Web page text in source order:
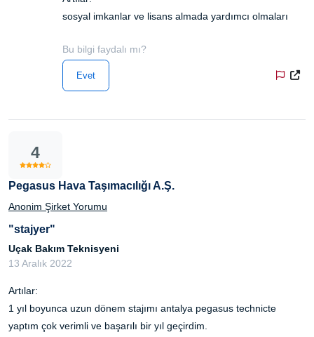
sosyal imkanlar ve lisans almada yardımcı olmaları
Bu bilgi faydalı mı?
Evet
4
Pegasus Hava Taşımacılığı A.Ş.
Anonim Şirket Yorumu
"stajyer"
Uçak Bakım Teknisyeni
13 Aralık 2022
Artılar:
1 yıl boyunca uzun dönem stajımı antalya pegasus technicte
yaptım çok verimli ve başarılı bir yıl geçirdim.